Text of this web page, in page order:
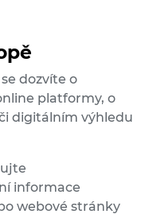
dozvíte o
platformy, o
digitálním výhledu
informace
webové stránky